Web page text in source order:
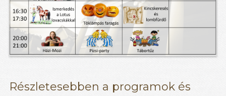
Részletesebben a programok és